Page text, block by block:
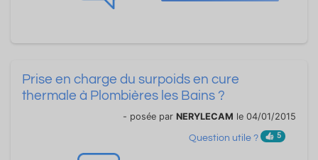
Prise en charge du surpoids en cure
thermale à Plombières les Bains ?
- posée par NERYLECAM le 04/01/2015
Question utile ? 5